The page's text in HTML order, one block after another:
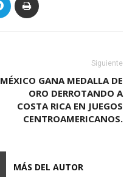
Siguiente
MÉXICO GANA MEDALLA DE
ORO DERROTANDO A
COSTA RICA EN JUEGOS
CENTROAMERICANOS.
MÁS DEL AUTOR